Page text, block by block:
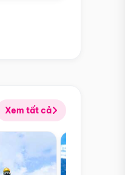
Xem tất cả